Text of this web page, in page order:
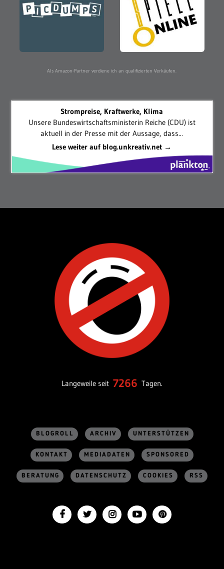
Als Amazon-Partner verdiene ich an qualifizierten Verkäufen.
Strompreise, Kraftwerke, Klima
Unsere Bundeswirtschaftsministerin Reiche (CDU) ist
aktuell in der Presse mit der Aussage, dass...
Lese weiter auf blog.unkreativ.net →
Langeweile seit 7266 Tagen.
BLOGROLL ARCHIV UNTERSTÜTZEN
KONTAKT MEDIADATEN SPONSORED
BERATUNG DATENSCHUTZ COOKIES RSS